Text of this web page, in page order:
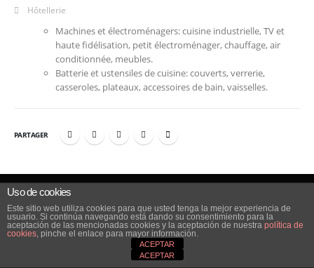
Hôtellerie
Machines et électroménagers: cuisine industrielle, TV et
haute fidélisation, petit électroménager, chauffage, air
conditionnée, meubles.
Batterie et ustensiles de cuisine: couverts, verrerie,
casseroles, plateaux, accessoires de bain, vaisselles.
PARTAGER
© Copyright 2016. Todos los derechos reservados. - Aviso Legal
Uso de cookies
Este sitio web utiliza cookies para que usted tenga la mejor experiencia de
usuario. Si continúa navegando está dando su consentimiento para la
aceptación de las mencionadas cookies y la aceptación de nuestra política de
cookies, pinche el enlace para mayor información.
ACEPTAR
ACEPTAR